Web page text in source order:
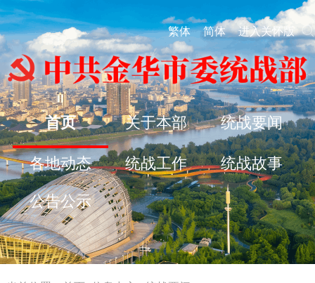
繁体 简体 进入关怀版
首页 关于本部 统战要闻
各地动态 统战工作 统战故事
公告公示